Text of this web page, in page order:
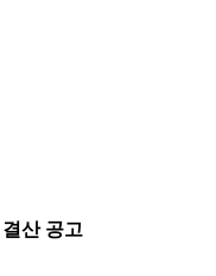
산 공고